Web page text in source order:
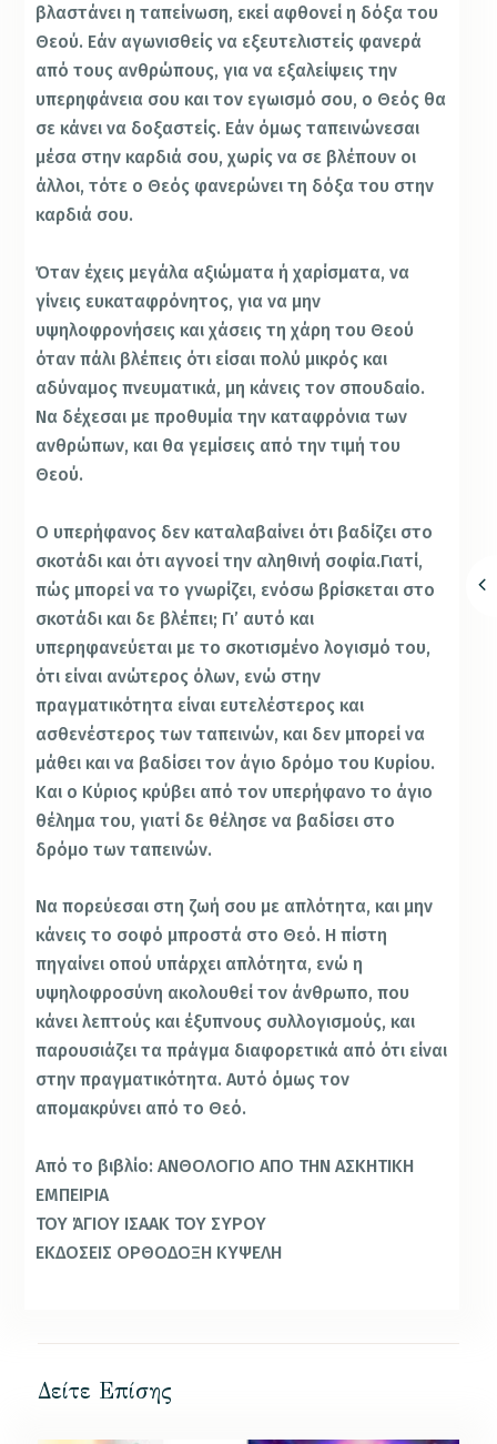
βλαστάνει η ταπείνωση, εκεί αφθονεί η δόξα του
Θεού. Εάν αγωνισθείς να εξευτελιστείς φανερά
από τους ανθρώπους, για να εξαλείψεις την
υπερηφάνεια σου και τον εγωισμό σου, ο Θεός θα
σε κάνει να δοξαστείς. Εάν όμως ταπεινώνεσαι
μέσα στην καρδιά σου, χωρίς να σε βλέπουν οι
άλλοι, τότε ο Θεός φανερώνει τη δόξα του στην
καρδιά σου.
Όταν έχεις μεγάλα αξιώματα ή χαρίσματα, να
γίνεις ευκαταφρόνητος, για να μην
υψηλοφρονήσεις και χάσεις τη χάρη του Θεού
όταν πάλι βλέπεις ότι είσαι πολύ μικρός και
αδύναμος πνευματικά, μη κάνεις τον σπουδαίο.
Να δέχεσαι με προθυμία την καταφρόνια των
ανθρώπων, και θα γεμίσεις από την τιμή του
Θεού.
Ο υπερήφανος δεν καταλαβαίνει ότι βαδίζει στο
σκοτάδι και ότι αγνοεί την αληθινή σοφία.Γιατί,
πώς μπορεί να το γνωρίζει, ενόσω βρίσκεται στο
σκοτάδι και δε βλέπει; Γι’ αυτό και
υπερηφανεύεται με το σκοτισμένο λογισμό του,
ότι είναι ανώτερος όλων, ενώ στην
πραγματικότητα είναι ευτελέστερος και
ασθενέστερος των ταπεινών, και δεν μπορεί να
μάθει και να βαδίσει τον άγιο δρόμο του Κυρίου.
Και ο Κύριος κρύβει από τον υπερήφανο το άγιο
θέλημα του, γιατί δε θέλησε να βαδίσει στο
δρόμο των ταπεινών.
Να πορεύεσαι στη ζωή σου με απλότητα, και μην
κάνεις το σοφό μπροστά στο Θεό. Η πίστη
πηγαίνει οπού υπάρχει απλότητα, ενώ η
υψηλοφροσύνη ακολουθεί τον άνθρωπο, που
κάνει λεπτούς και έξυπνους συλλογισμούς, και
παρουσιάζει τα πράγμα διαφορετικά από ότι είναι
στην πραγματικότητα. Αυτό όμως τον
απομακρύνει από το Θεό.
Από το βιβλίο: ΑΝΘΟΛΟΓΙΟ ΑΠΟ ΤΗΝ ΑΣΚΗΤΙΚΗ
ΕΜΠΕΙΡΙΑ
ΤΟΥ ΆΓΙΟΥ ΙΣΑΑΚ ΤΟΥ ΣΥΡΟΥ
ΕΚΔΟΣΕΙΣ ΟΡΘΟΔΟΞΗ ΚΥΨΕΛΗ
Δείτε Επίσης